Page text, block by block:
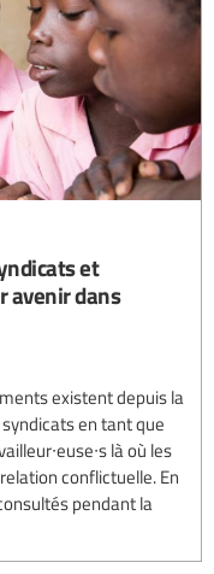
et
avenir dans
existent depuis la
en tant que
là où les
conflictuelle. En
pendant la